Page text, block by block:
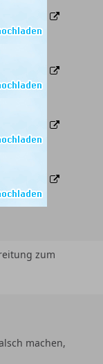
zum
machen,